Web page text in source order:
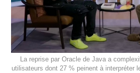
La reprise par Oracle de Java a
utilisateurs dont 27 % peinent à interpréter